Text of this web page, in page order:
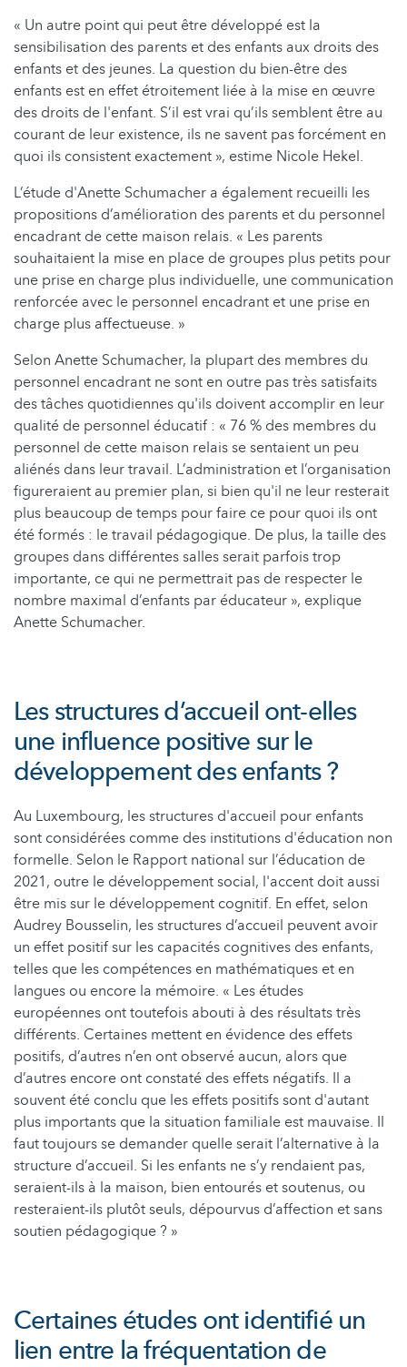
« Un autre point qui peut être développé est la
sensibilisation des parents et des enfants aux droits des
enfants et des jeunes. La question du bien-être des
enfants est en effet étroitement liée à la mise en œuvre
des droits de l'enfant. S’il est vrai qu’ils semblent être au
courant de leur existence, ils ne savent pas forcément en
quoi ils consistent exactement », estime Nicole Hekel.
L’étude d'Anette Schumacher a également recueilli les
propositions d’amélioration des parents et du personnel
encadrant de cette maison relais. « Les parents
souhaitaient la mise en place de groupes plus petits pour
une prise en charge plus individuelle, une communication
renforcée avec le personnel encadrant et une prise en
charge plus affectueuse. »
Selon Anette Schumacher, la plupart des membres du
personnel encadrant ne sont en outre pas très satisfaits
des tâches quotidiennes qu'ils doivent accomplir en leur
qualité de personnel éducatif : « 76 % des membres du
personnel de cette maison relais se sentaient un peu
aliénés dans leur travail. L’administration et l’organisation
figureraient au premier plan, si bien qu'il ne leur resterait
plus beaucoup de temps pour faire ce pour quoi ils ont
été formés : le travail pédagogique. De plus, la taille des
groupes dans différentes salles serait parfois trop
importante, ce qui ne permettrait pas de respecter le
nombre maximal d’enfants par éducateur », explique
Anette Schumacher.
Les structures d’accueil ont-elles
une influence positive sur le
développement des enfants ?
Au Luxembourg, les structures d'accueil pour enfants
sont considérées comme des institutions d'éducation non
formelle. Selon le Rapport national sur l’éducation de
2021, outre le développement social, l'accent doit aussi
être mis sur le développement cognitif. En effet, selon
Audrey Bousselin, les structures d’accueil peuvent avoir
un effet positif sur les capacités cognitives des enfants,
telles que les compétences en mathématiques et en
langues ou encore la mémoire. « Les études
européennes ont toutefois abouti à des résultats très
différents. Certaines mettent en évidence des effets
positifs, d’autres n’en ont observé aucun, alors que
d’autres encore ont constaté des effets négatifs. Il a
souvent été conclu que les effets positifs sont d'autant
plus importants que la situation familiale est mauvaise. Il
faut toujours se demander quelle serait l’alternative à la
structure d’accueil. Si les enfants ne s’y rendaient pas,
seraient-ils à la maison, bien entourés et soutenus, ou
resteraient-ils plutôt seuls, dépourvus d’affection et sans
soutien pédagogique ? »
Certaines études ont identifié un
lien entre la fréquentation de